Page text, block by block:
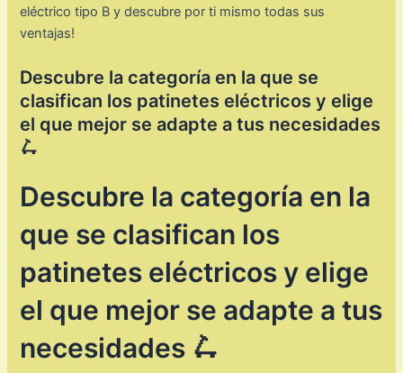
eléctrico tipo B y descubre por ti mismo todas sus
ventajas!
Descubre la categoría en la que se
clasifican los patinetes eléctricos y elige
el que mejor se adapte a tus necesidades
🛴
Descubre la categoría en la
que se clasifican los
patinetes eléctricos y elige
el que mejor se adapte a tus
necesidades 🛴